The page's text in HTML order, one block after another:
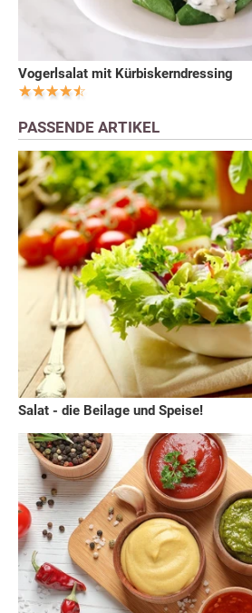
Vogerlsalat mit Kürbiskerndressing
PASSENDE ARTIKEL
Salat - die Beilage und Speise!